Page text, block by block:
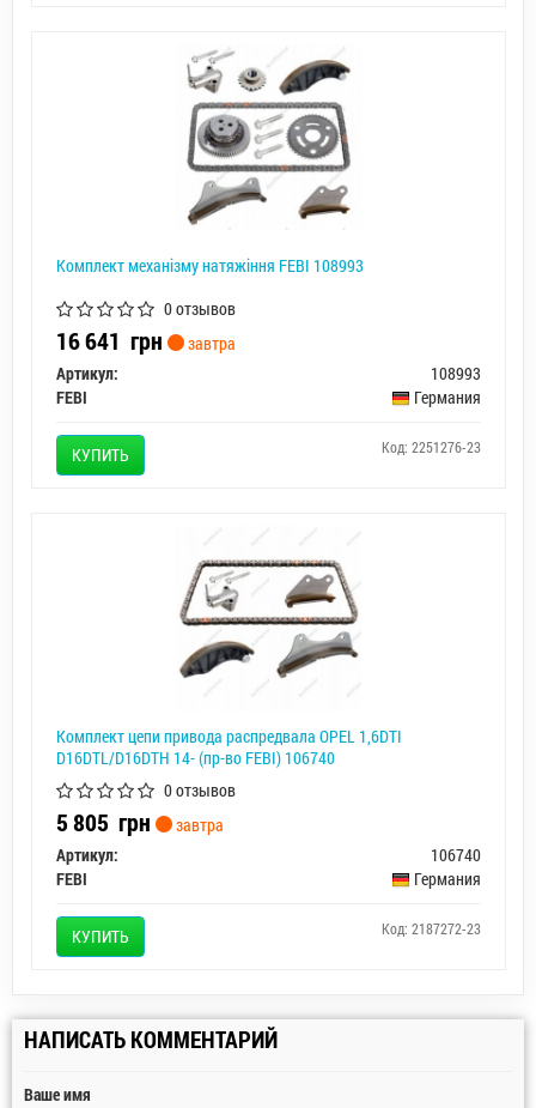
Комплект механізму натяжіння FEBI 108993
0 отзывов
16 641 грн
завтра
Артикул:
108993
FEBI
Германия
КУПИТЬ Код: 2251276-23
Комплект цепи привода распредвала OPEL 1,6DTI
D16DTL/D16DTH 14- (пр-во FEBI) 106740
0 отзывов
5 805 грн
завтра
Артикул:
106740
FEBI
Германия
КУПИТЬ Код: 2187272-23
НАПИСАТЬ КОММЕНТАРИЙ
Ваше имя